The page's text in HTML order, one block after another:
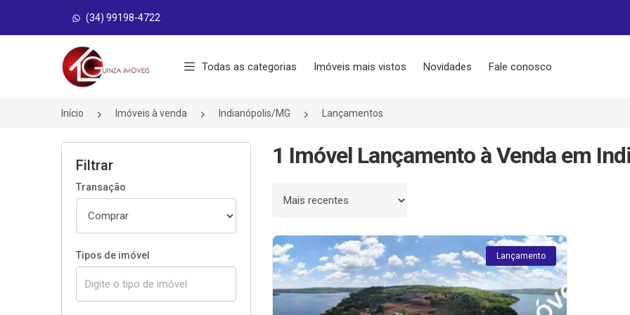
(34) 99198-4722
Página inicial
Todas as categorias Imóveis mais vistos Novidades Fale conosco
Início Imóveis à venda Indianópolis/MG Lançamentos
Filtrar
Transação
Tipos de imóvel
1 Imóvel Lançamento à Venda em
Ordenar por
Lançamento